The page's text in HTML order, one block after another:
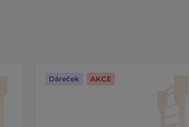
Dáreček AKCE